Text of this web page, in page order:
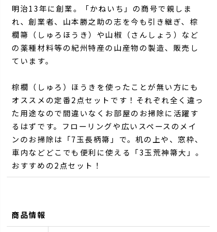
明治13年に創業。「かねいち」の商号で親しま
れ、創業者、山本勝之助の志を今も引き継ぎ、棕
櫚箒（しゅろほうき）や山椒（さんしょう）など
の薬種材料等の紀州特産の山産物の製造、販売し
ています。
棕櫚（しゅろ）ほうきを使ったことが無い方にも
オススメの定番2点セットです！それぞれ全く違っ
た用途なので間違いなくお部屋のお掃除に活躍す
るはずです。フローリングや広いスペースのメイ
ンのお掃除は「7玉長柄箒」で。机の上や、窓枠、
車内などどこでも便利に使える「3玉荒神箒大」。
おすすめの2点セット！
商品情報